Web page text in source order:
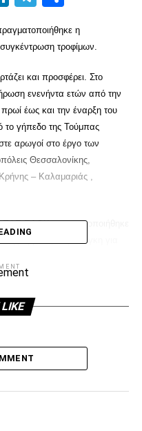
η
τροφίμων.
και προσφέρει. Στο
ενενήντα ετών από την
έως και την έναρξη του
γήπεδο της Τούμπας
αρωγοί στο έργο των
Θεσσαλονίκης,
– Καλαμαριάς ,
ΠΑΕ ΠΑΟΚ πραγματοποιήθηκε
η ανάγκη για
έργο της συγκέντρωσης
και διακεκριμένοι
στην κοινωνία μας.
LIKE